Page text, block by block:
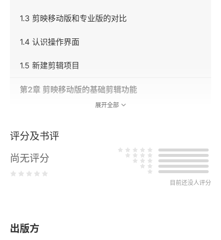
1.3 剪映移动版和专业版的对比
1.4 认识操作界面
1.5 新建剪辑项目
第2章 剪映移动版的基础剪辑功能
2.2 移动视频素材的位置
2.3 视频素材的倒放处理
2.6 视频素材的定格处理
展开全部
评分及书评
尚无评分
目前还没人评分
出版方